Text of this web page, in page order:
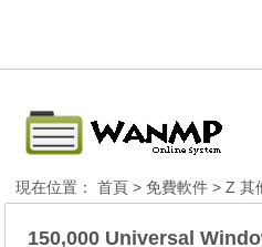
現在位置：首頁 >免費軟件 >Z 其
150,000 Universal